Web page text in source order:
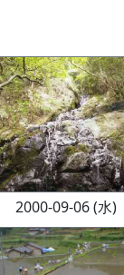
2000-09-06 (水)